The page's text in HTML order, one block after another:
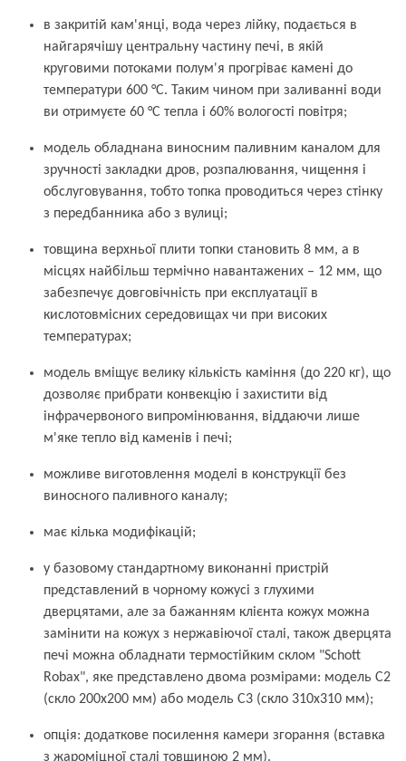
в закритій кам'янці, вода через лійку, подається в
найгарячішу центральну частину печі, в якій
круговими потоками полум'я прогріває камені до
температури 600 °С. Таким чином при заливанні води
ви отримуєте 60 °С тепла і 60% вологості повітря;
модель обладнана виносним паливним каналом для
зручності закладки дров, розпалювання, чищення і
обслуговування, тобто топка проводиться через стінку
з передбанника або з вулиці;
товщина верхньої плити топки становить 8 мм, а в
місцях найбільш термічно навантажених – 12 мм, що
забезпечує довговічність при експлуатації в
кислотовмісних середовищах чи при високих
температурах;
модель вміщує велику кількість каміння (до 220 кг), що
дозволяє прибрати конвекцію і захистити від
інфрачервоного випромінювання, віддаючи лише
м'яке тепло від каменів і печі;
можливе виготовлення моделі в конструкції без
виносного паливного каналу;
має кілька модифікацій;
у базовому стандартному виконанні пристрій
представлений в чорному кожусі з глухими
дверцятами, але за бажанням клієнта кожух можна
замінити на кожух з нержавіючої сталі, також дверцята
печі можна обладнати термостійким склом "Schott
Robax", яке представлено двома розмірами: модель С2
(скло 200х200 мм) або модель С3 (скло 310х310 мм);
опція: додаткове посилення камери згорання (вставка
з жароміцної сталі товщиною 2 мм).